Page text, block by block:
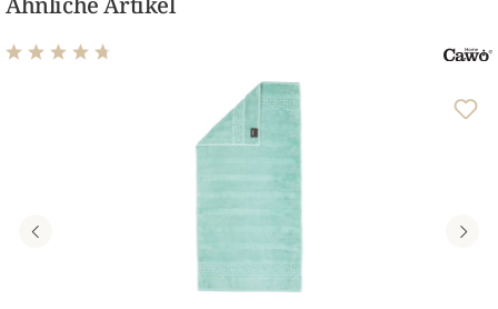
Durchschnittliche Bewertung von 4.77 von 5 Sternen